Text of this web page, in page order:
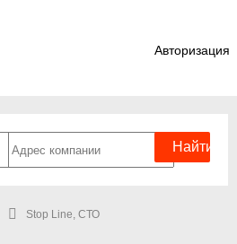
Авторизация
Stop Line, СТО